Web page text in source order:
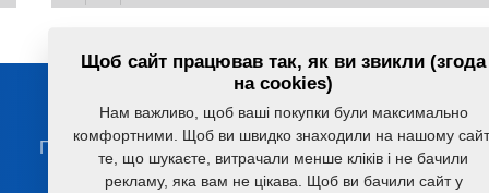
Будьте на зв'язку з нами
Порадимо вам з вибором відповідного агрегату чи
технології
Щоб сайт працював так, як ви звикли (згода
на cookies)
Нам важливо, щоб ваші покупки були максимально
комфортними. Щоб ви швидко знаходили на нашому
те, що шукаєте, витрачали менше кліків і не бачили
рекламу, яка вам не цікава. Щоб ви бачили сайт у